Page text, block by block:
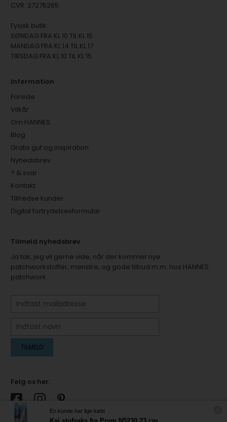
CVR: 27275265
Fysisk butik:
SØNDAG FRA KL 10 TIL KL 15
MANDAG FRA KL 14 TIL KL 17
TIRSDAG FRA KL 10 TIL KL 15
Information
Forside
Vilkår
Om HANNES
Blog
Gratis guf og inspiration
Nyhedsbrev
? & svar
Kontakt
Tilfredse kunder
Digital fortrydelsesformular
Tilmeld nyhedsbrev
Ja tak, jeg vil gerne vide, når der kommer nye
patchworkstoffer, mønstre, og gode tilbud m.m. hos HANNES
patchwork.
Følg os her:
En kunde har lige købt